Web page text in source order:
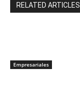
RELATED ARTICLES
Empresariales